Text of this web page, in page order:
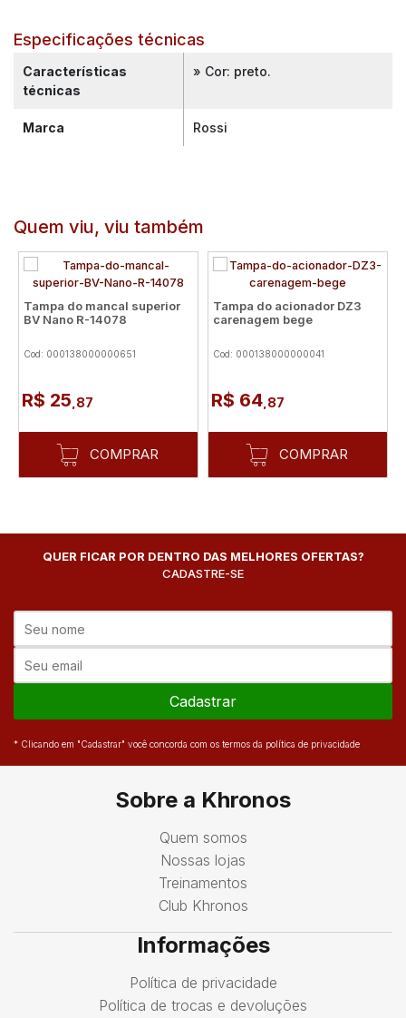
Especificações técnicas
Características
técnicas
» Cor: preto.
Marca Rossi
Quem viu, viu também
Tampa do mancal superior
BV Nano R-14078
Cod: 000138000000651
R$ 25 ,87
COMPRAR
Tampa do acionador DZ3
carenagem bege
Cod: 000138000000041
R$ 64 ,87
COMPRAR
QUER FICAR POR DENTRO DAS MELHORES OFERTAS?
CADASTRE-SE
Cadastrar
* Clicando em "Cadastrar" você concorda com os termos da política de privacidade
Sobre a Khronos
Quem somos
Nossas lojas
Treinamentos
Club Khronos
Informações
Política de privacidade
Política de trocas e devoluções